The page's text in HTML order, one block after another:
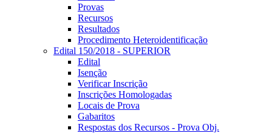
Provas
Recursos
Resultados
Procedimento Heteroidentificação
Edital 150/2018 - SUPERIOR
Edital
Isenção
Verificar Inscrição
Inscrições Homologadas
Locais de Prova
Gabaritos
Respostas dos Recursos - Prova Obj.